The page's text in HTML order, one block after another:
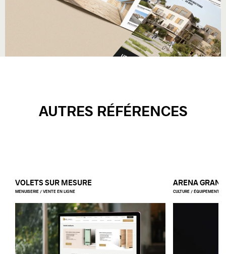
AUTRES RÉFÉRENCES
VOLETS SUR MESURE
MENUISERIE / VENTE EN LIGNE
ARENA
CULTURE / ÉQUIPEMENT